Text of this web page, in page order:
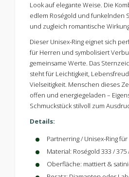
Look auf elegante Weise. Die
edlem Roségold und funkelnden
und zugleich romantische
Dieser Unisex-Ring eignet sich
für Herren und symbolisiert
gemeinsame Werte. Das
steht für Leichtigkeit,
Vielseitigkeit. Menschen dieses
offen und energiegeladen –
Schmuckstück stilvoll zum
Details:
Partnerring / Unisex-Ring
Material: Roségold 333 / 375
Oberfläche: mattiert &